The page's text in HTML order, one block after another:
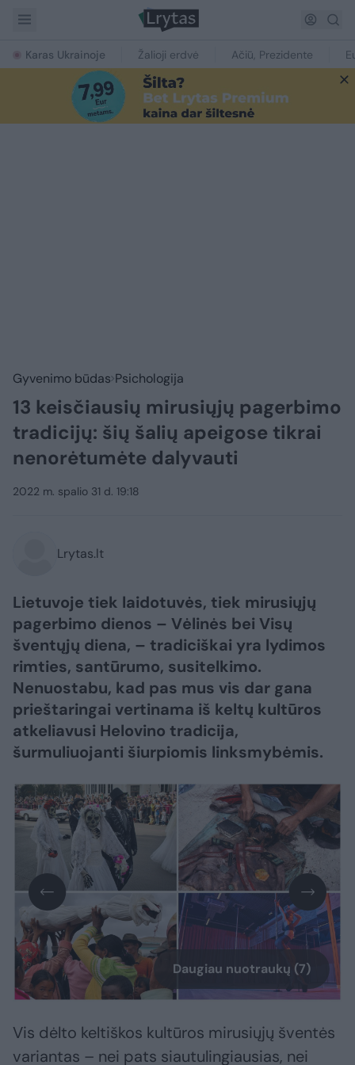
Karas Ukrainoje Žalioji erdvė Ačiū, Prezidente
Gyvenimo būdas Psichologija
13 keisčiausių mirusiųjų pagerbimo
tradicijų: šių šalių apeigose tikrai
nenorėtumėte dalyvauti
2022 m. spalio 31 d. 19:18
Lrytas.lt
Lietuvoje tiek laidotuvės, tiek mirusiųjų
pagerbimo dienos – Vėlinės bei Visų
šventųjų diena, – tradiciškai yra lydimos
rimties, santūrumo, susitelkimo.
Nenuostabu, kad pas mus vis dar gana
prieštaringai vertinama iš keltų kultūros
atkeliavusi Helovino tradicija,
šurmuliuojanti šiurpiomis linksmybėmis.
Daugiau nuotraukų (7)
Vis dėlto keltiškos kultūros mirusiųjų šventės
variantas – nei pats siautulingiausias, nei